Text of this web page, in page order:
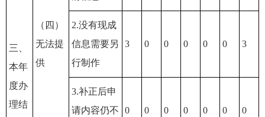
三、
本年
度办
理结
（四）
无法提
供
2.没有现成
信息需要另
行制作
3 0 0 0 0 0 3
3.补正后申
请内容仍不
0 0 0 0 0 0 0